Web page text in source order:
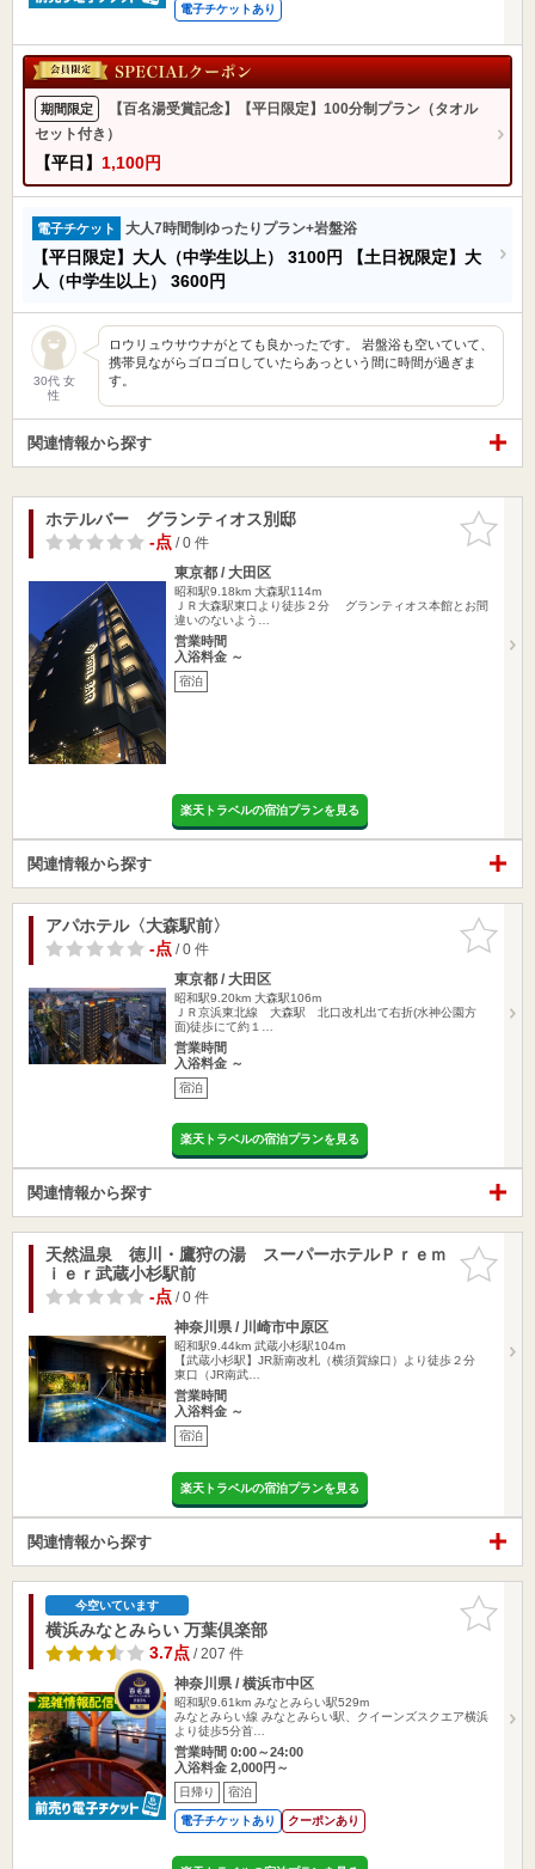
電子チケットあり
期間限定
【百名湯受賞記念】【平日限定】100分制プラン（タオル
セット付き）
【平日】 1,100円
電子チケット 大人7時間制ゆったりプラン+岩盤浴
【平日限定】大人（中学生以上） 3100円
【土日祝限定】大
人（中学生以上） 3600円
30代 女
性
ロウリュウサウナがとても良かったです。 岩盤浴も空いていて、
携帯見ながらゴロゴロしていたらあっという間に時間が過ぎま
す。
関連情報から探す
お気に入
りに追加
ホテルバー グランティオス別邸
-点/ 0 件
東京都 / 大田区
昭和駅9.18km 大森駅114m
ＪＲ大森駅東口より徒歩２分 グランティオス本館とお間
違いのないよう…
営業時間
入浴料金 ～
宿泊
楽天トラベルの宿泊プランを見る
関連情報から探す
お気に入
りに追加
アパホテル〈大森駅前〉
-点/ 0 件
東京都 / 大田区
昭和駅9.20km 大森駅106m
ＪＲ京浜東北線 大森駅 北口改札出て右折(水神公園方
面)徒歩にて約１…
営業時間
入浴料金 ～
宿泊
楽天トラベルの宿泊プランを見る
関連情報から探す
お気に入
りに追加
天然温泉 徳川・鷹狩の湯 スーパーホテルＰｒｅｍ
ｉｅｒ武蔵小杉駅前
-点/ 0 件
神奈川県 / 川崎市中原区
昭和駅9.44km 武蔵小杉駅104m
【武蔵小杉駅】JR新南改札（横須賀線口）より徒歩２分
東口（JR南武…
営業時間
入浴料金 ～
宿泊
楽天トラベルの宿泊プランを見る
関連情報から探す
お気に入
りに追加
今空いています
横浜みなとみらい 万葉倶楽部
3.7点/ 207 件
神奈川県 / 横浜市中区
昭和駅9.61km みなとみらい駅529m
みなとみらい線 みなとみらい駅、クイーンズスクエア横浜
より徒歩5分首…
営業時間 0:00～24:00
入浴料金 2,000円～
日帰り 宿泊
電子チケットあり クーポンあり